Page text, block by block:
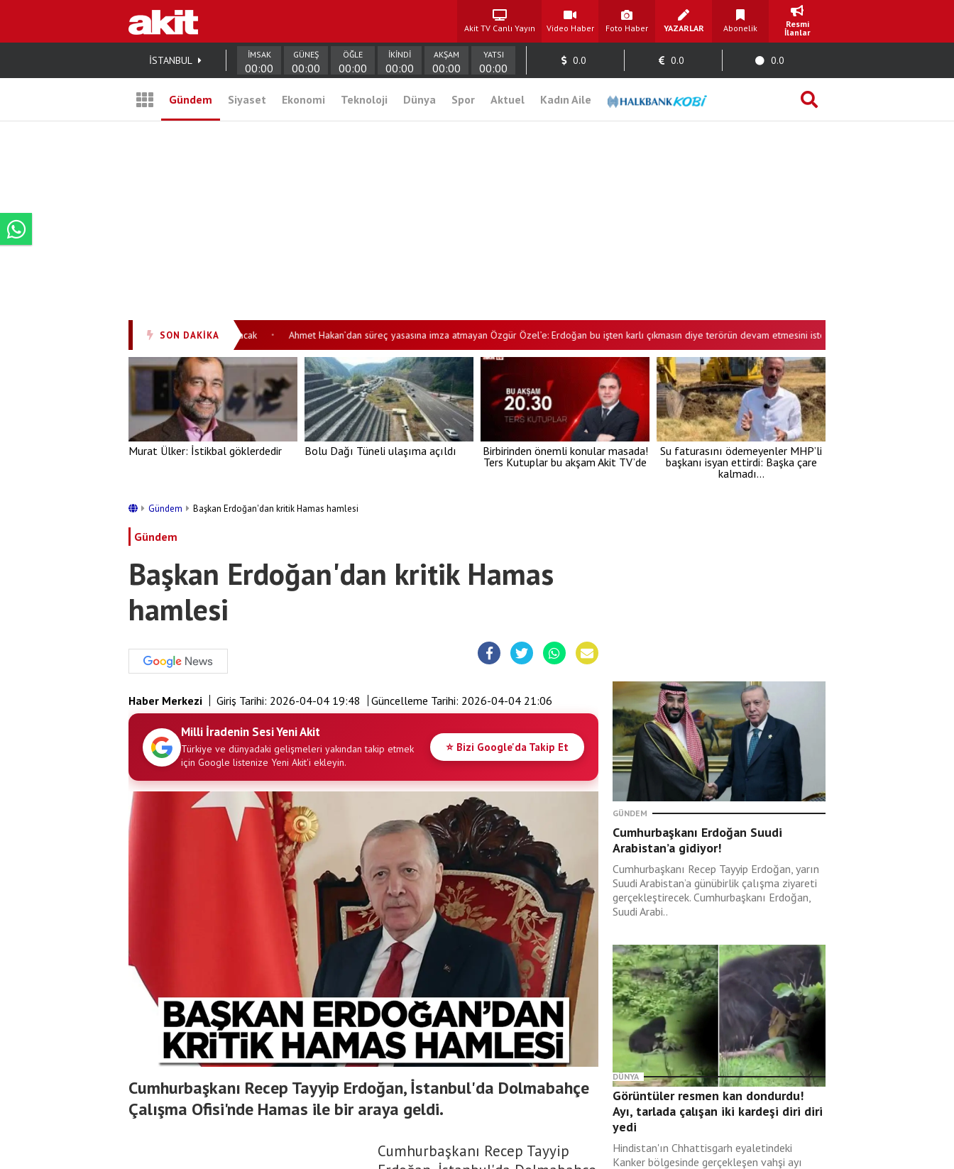
Akit TV Canlı Yayın Video Haber Foto Haber YAZARLAR Abonelik
Resmi
İlanlar
İSTANBUL İMSAK
00:00
GÜNEŞ
00:00
ÖĞLE
00:00
İKİNDİ
00:00
AKŞAM
00:00
YATSI
00:00
0.0 0.0 0.0
Gündem Siyaset Ekonomi Teknoloji Dünya Spor Aktuel Kadın Aile
SON DAKİKA
İspanya Süper Kupası İstanbul’da oynanacak • Ahmet Hakan’dan süreç yasasına imza atmayan Özgür Özel’e: Erdoğan bu işten karlı çıkmasın diye terörün devam etmesini ister bunlar!
Murat Ülker: İstikbal göklerdedir Bolu Dağı Tüneli ulaşıma açıldı
Birbirinden önemli konular masada!
Ters Kutuplar bu akşam Akit TV’de
Su faturasını ödemeyenler MHP’li
başkanı isyan ettirdi: Başka çare
kalmadı…
Gündem Başkan Erdoğan'dan kritik Hamas hamlesi
Gündem
Başkan Erdoğan'dan kritik Hamas
hamlesi
Haber Merkezi Giriş Tarihi: 2026-04-04 19:48 Güncelleme Tarihi: 2026-04-04 21:06
Milli İradenin Sesi Yeni Akit
Türkiye ve dünyadaki gelişmeleri yakından takip etmek
için Google listenize Yeni Akit'i ekleyin.
⭐ Bizi Google'da Takip Et
Cumhurbaşkanı Recep Tayyip Erdoğan, İstanbul'da Dolmabahçe
Çalışma Ofisi'nde Hamas ile bir araya geldi.
Cumhurbaşkanı Recep Tayyip
GÜNDEM
Cumhurbaşkanı Erdoğan Suudi
Arabistan’a gidiyor!
Cumhurbaşkanı Recep Tayyip Erdoğan, yarın
Suudi Arabistan’a günübirlik çalışma ziyareti
gerçekleştirecek. Cumhurbaşkanı Erdoğan,
Suudi Arabi..
DÜNYA
Görüntüler resmen kan dondurdu!
Ayı, tarlada çalışan iki kardeşi diri diri
yedi
Hindistan'ın Chhattisgarh eyaletindeki
Kanker bölgesinde gerçekleşen vahşi ayı